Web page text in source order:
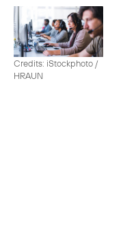
Credits: iStockphoto /
HRAUN